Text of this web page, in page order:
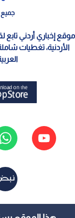
جميع
موقع إخباري أردني تابع
الأردنية، تغطيات